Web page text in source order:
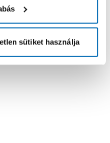
sütiket használja